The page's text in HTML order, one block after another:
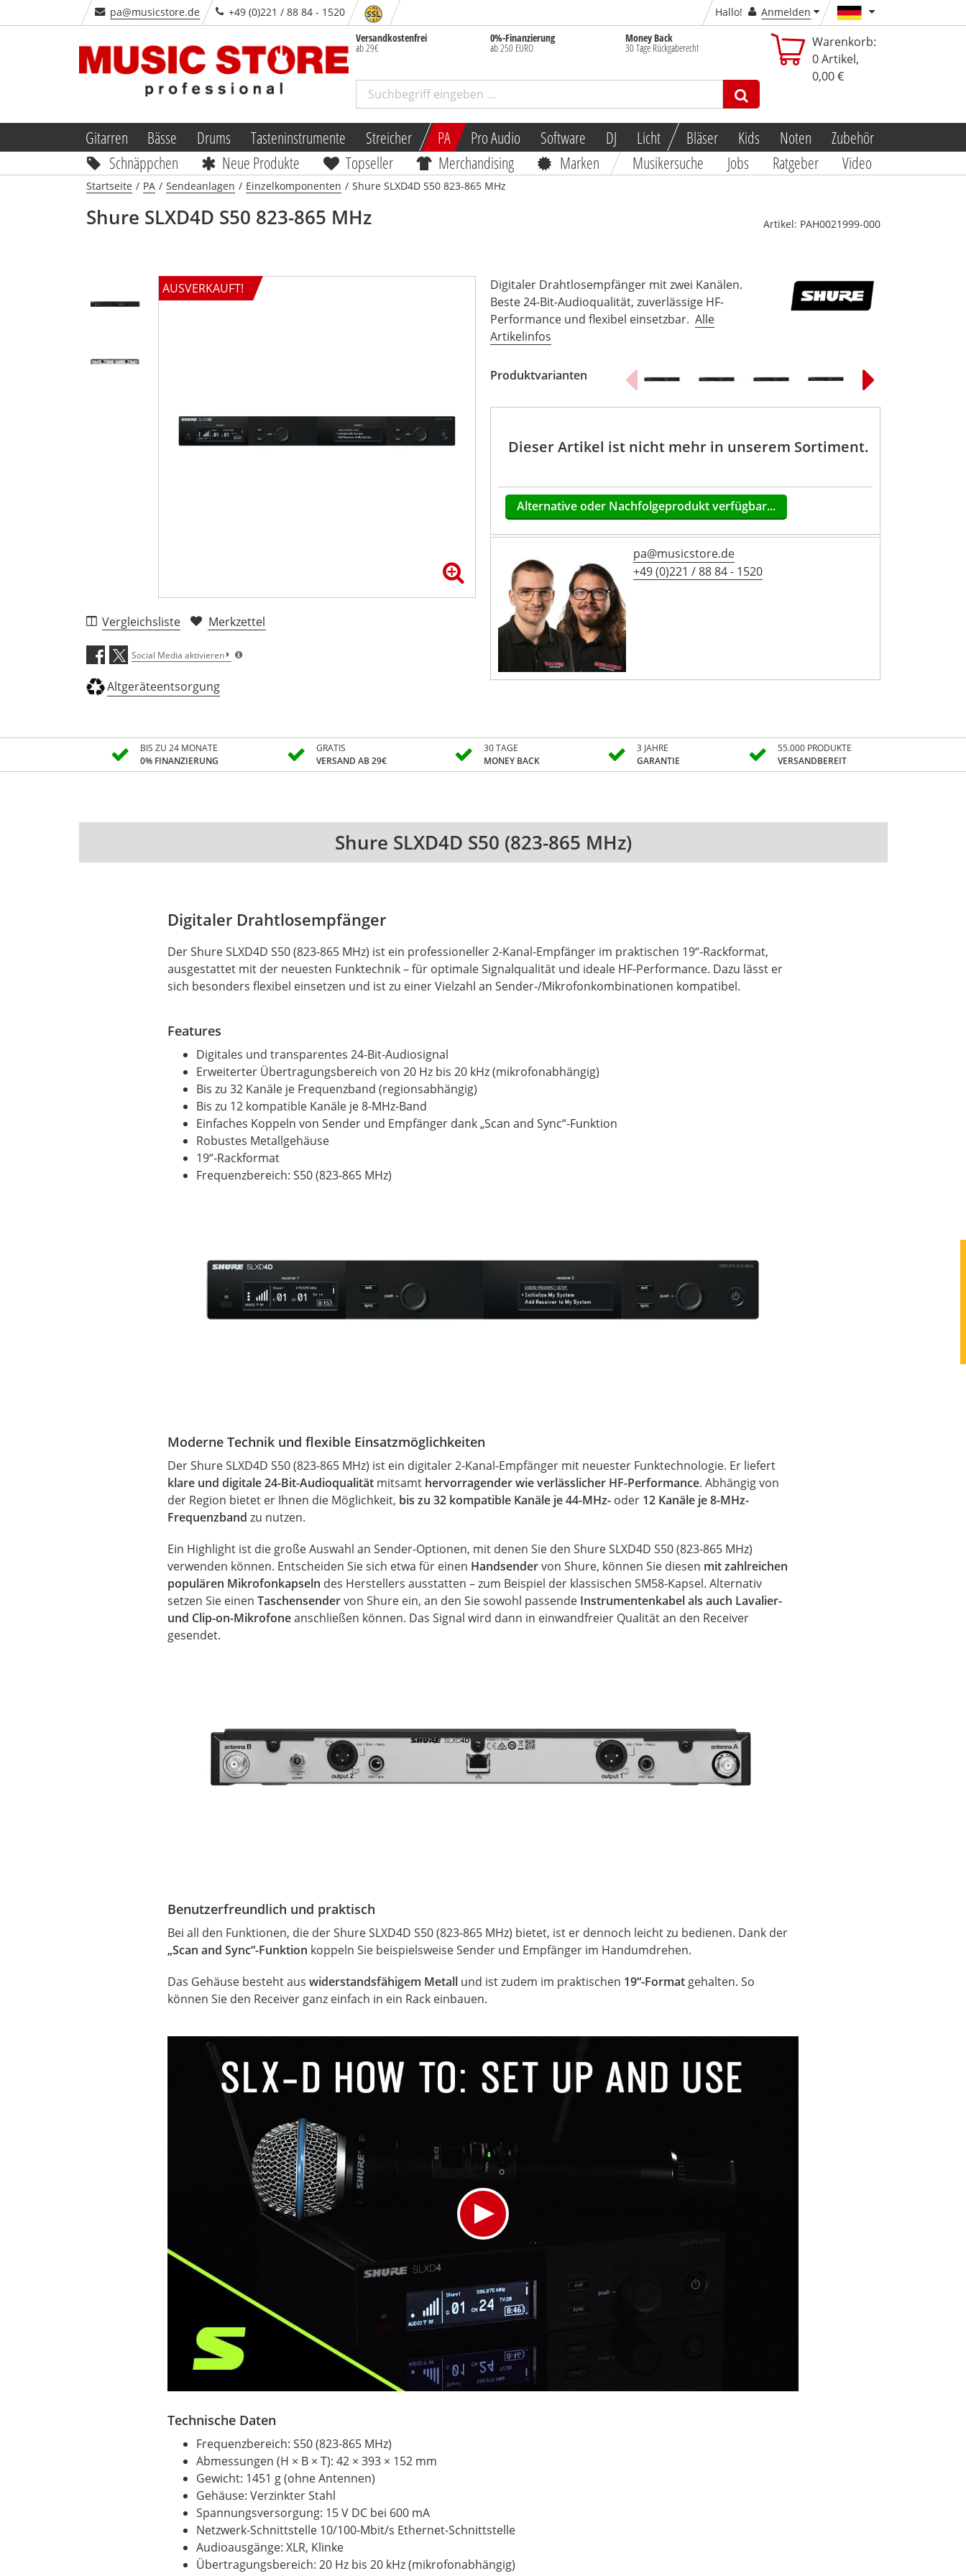
pa@musicstore.de +49 (0)221 / 88 84 - 1520 Hallo!
Anmelden
Versandkostenfrei
ab 29€
0%-Finanzierung
ab 250 EURO
Money Back
30 Tage Rückgaberecht
Warenkorb:
0 Artikel,
0,00 €
Gitarren Bässe Drums Tasteninstrumente Streicher PA Pro Audio Software DJ Licht Bläser Kids Noten
Zubehör
Schnäppchen
Neue Produkte Topseller Merchandising Marken Musikersuche Jobs Ratgeber Video
Startseite / PA / Sendeanlagen / Einzelkomponenten / Shure SLXD4D S50 823-865 MHz
Shure SLXD4D S50 823-865 MHz Artikel: PAH0021999-000
AUSVERKAUFT!
Vergleichsliste Merkzettel
Social Media aktivieren
Altgeräteentsorgung
Digitaler Drahtlosempfänger mit zwei Kanälen.
Beste 24-Bit-Audioqualität, zuverlässige HF-
Performance und flexibel einsetzbar. Alle
Artikelinfos
Produktvarianten
Dieser Artikel ist nicht mehr in unserem Sortiment.
Alternative oder Nachfolgeprodukt verfügbar...
pa@musicstore.de
+49 (0)221 / 88 84 - 1520
BIS ZU 24 MONATE
0% FINANZIERUNG
GRATIS
VERSAND AB 29€
30 TAGE
MONEY BACK
3 JAHRE
GARANTIE
55.000 PRODUKTE
VERSANDBEREIT
Shure SLXD4D S50 (823-865 MHz)
Digitaler Drahtlosempfänger
Der Shure SLXD4D S50 (823-865 MHz) ist ein professioneller 2-Kanal-Empfänger im praktischen 19“-Rackformat,
ausgestattet mit der neuesten Funktechnik – für optimale Signalqualität und ideale HF-Performance. Dazu lässt er
sich besonders flexibel einsetzen und ist zu einer Vielzahl an Sender-/Mikrofonkombinationen kompatibel.
Features
Digitales und transparentes 24-Bit-Audiosignal
Erweiterter Übertragungsbereich von 20 Hz bis 20 kHz (mikrofonabhängig)
Bis zu 32 Kanäle je Frequenzband (regionsabhängig)
Bis zu 12 kompatible Kanäle je 8-MHz-Band
Einfaches Koppeln von Sender und Empfänger dank „Scan and Sync“-Funktion
Robustes Metallgehäuse
19“-Rackformat
Frequenzbereich: S50 (823-865 MHz)
Moderne Technik und flexible Einsatzmöglichkeiten
Der Shure SLXD4D S50 (823-865 MHz) ist ein digitaler 2-Kanal-Empfänger mit neuester Funktechnologie. Er liefert
klare und digitale 24-Bit-Audioqualität mitsamt hervorragender wie verlässlicher HF-Performance. Abhängig von
der Region bietet er Ihnen die Möglichkeit, bis zu 32 kompatible Kanäle je 44-MHz- oder 12 Kanäle je 8-MHz-
Frequenzband zu nutzen.
Ein Highlight ist die große Auswahl an Sender-Optionen, mit denen Sie den Shure SLXD4D S50 (823-865 MHz)
verwenden können. Entscheiden Sie sich etwa für einen Handsendervon Shure, können Sie diesen mit zahlreichen
populären Mikrofonkapseln des Herstellers ausstatten – zum Beispiel der klassischen SM58-Kapsel. Alternativ
setzen Sie einenTaschensendervon Shure ein, an den Sie sowohl passende Instrumentenkabel als auch Lavalier-
und Clip-on-Mikrofoneanschließen können. Das Signal wird dann in einwandfreier Qualität an den Receiver
gesendet.
Benutzerfreundlich und praktisch
Bei all den Funktionen, die der Shure SLXD4D S50 (823-865 MHz) bietet, ist er dennoch leicht zu bedienen. Dank der
„Scan and Sync“-Funktion koppeln Sie beispielsweise Sender und Empfänger im Handumdrehen.
Das Gehäuse besteht auswiderstandsfähigem Metall und ist zudem im praktischen 19“-Format gehalten. So
können Sie den Receiver ganz einfach in ein Rack einbauen.
Technische Daten
Frequenzbereich: S50 (823-865 MHz)
Abmessungen (H × B × T): 42 × 393 × 152 mm
Gewicht: 1451 g (ohne Antennen)
Gehäuse: Verzinkter Stahl
Spannungsversorgung: 15 V DC bei 600 mA
Netzwerk-Schnittstelle 10/100-Mbit/s Ethernet-Schnittstelle
Audioausgänge: XLR, Klinke
Übertragungsbereich: 20 Hz bis 20 kHz (mikrofonabhängig)